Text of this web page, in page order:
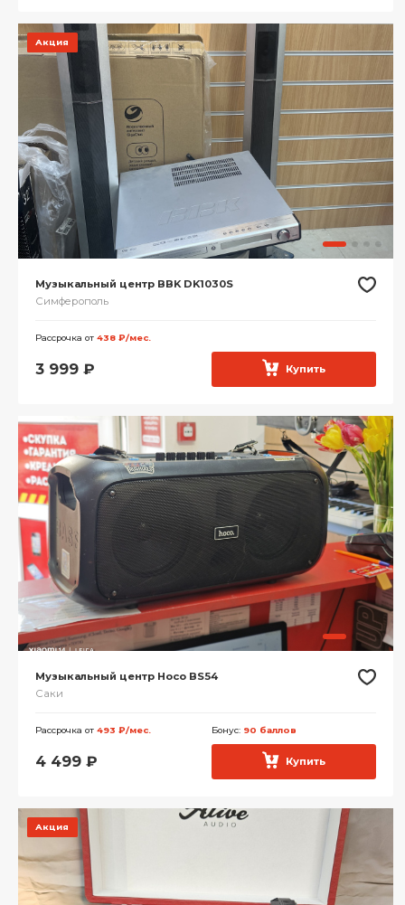
Акция
Музыкальный центр BBK DK1030S
Симферополь
Рассрочка от 438 ₽/мес.
3 999 ₽ Купить
Музыкальный центр Hoco BS54
Саки
Рассрочка от 493 ₽/мес. Бонус: 90 баллов
4 499 ₽ Купить
Акция